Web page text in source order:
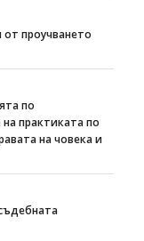
проучването
по
практиката по
на човека и